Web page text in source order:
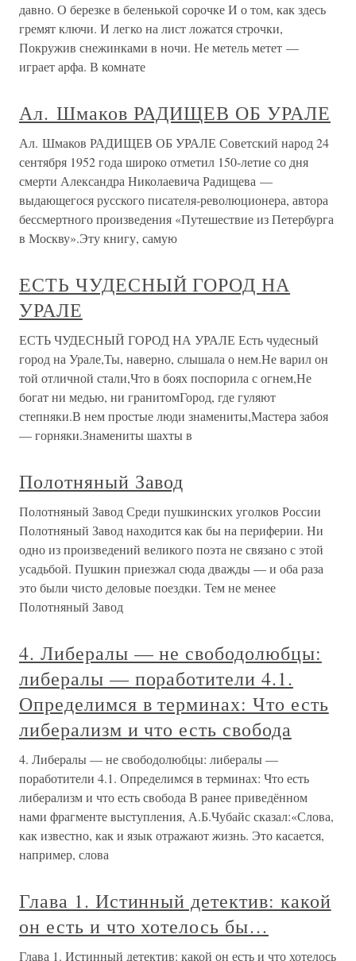
давно. О березке в беленькой сорочке И о том, как здесь
гремят ключи. И легко на лист ложатся строчки,
Покружив снежинками в ночи. Не метель метет —
играет арфа. В комнате
Ал. Шмаков РАДИЩЕВ ОБ УРАЛЕ
Ал. Шмаков РАДИЩЕВ ОБ УРАЛЕ Советский народ 24
сентября 1952 года широко отметил 150-летие со дня
смерти Александра Николаевича Радищева —
выдающегося русского писателя-революционера, автора
бессмертного произведения «Путешествие из Петербурга
в Москву».Эту книгу, самую
ЕСТЬ ЧУДЕСНЫЙ ГОРОД НА
УРАЛЕ
ЕСТЬ ЧУДЕСНЫЙ ГОРОД НА УРАЛЕ Есть чудесный
город на Урале,Ты, наверно, слышала о нем.Не варил он
той отличной стали,Что в боях поспорила с огнем,Не
богат ни медью, ни гранитомГород, где гуляют
степняки.В нем простые люди знамениты,Мастера забоя
— горняки.Знамениты шахты в
Полотняный Завод
Полотняный Завод Среди пушкинских уголков России
Полотняный Завод находится как бы на периферии. Ни
одно из произведений великого поэта не связано с этой
усадьбой. Пушкин приезжал сюда дважды — и оба раза
это были чисто деловые поездки. Тем не менее
Полотняный Завод
4. Либералы — не свободолюбцы:
либералы — поработители 4.1.
Определимся в терминах: Что есть
либерализм и что есть свобода
4. Либералы — не свободолюбцы: либералы —
поработители 4.1. Определимся в терминах: Что есть
либерализм и что есть свобода В ранее приведённом
нами фрагменте выступления, А.Б.Чубайс сказал:«Слова,
как известно, как и язык отражают жизнь. Это касается,
например, слова
Глава 1. Истинный детектив: какой
он есть и что хотелось бы…
Глава 1. Истинный детектив: какой он есть и что хотелось